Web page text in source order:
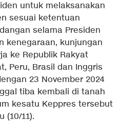
untuk melaksanakan
sesuai ketentuan
selama Presiden
kenegaraan, kunjungan
ke Republik Rakyat
Peru, Brasil dan Inggris
23 November 2024
tiba kembali di tanah
kesatu Keppres tersebut
(10/11).